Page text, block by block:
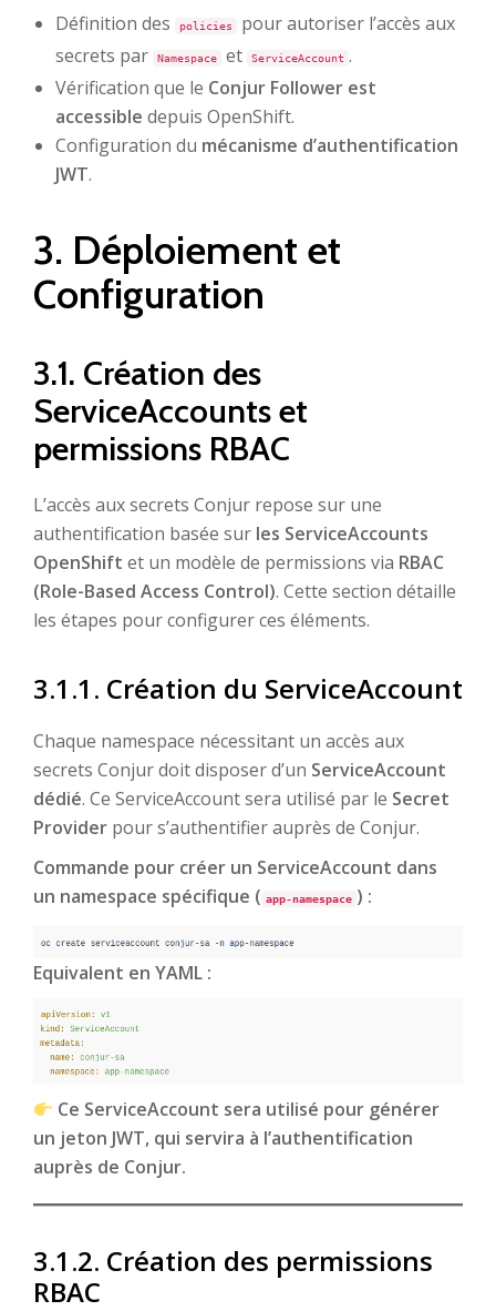
Définition des policies
pour autoriser l’accès aux
secrets par
Namespace et ServiceAccount .
Vérification que le Conjur Follower est
accessible depuis OpenShift.
Configuration du mécanisme d’authentification
JWT.
3. Déploiement et
Configuration
3.1. Création des
ServiceAccounts et
permissions RBAC
L’accès aux secrets Conjur repose sur une
authentification basée sur les ServiceAccounts
OpenShift et un modèle de permissions via RBAC
(Role-Based Access Control). Cette section détaille
les étapes pour configurer ces éléments.
3.1.1. Création du ServiceAccount
Chaque namespace nécessitant un accès aux
secrets Conjur doit disposer d’un ServiceAccount
dédié. Ce ServiceAccount sera utilisé par le Secret
Provider pour s’authentifier auprès de Conjur.
Commande pour créer un ServiceAccount dans
un namespace spécifique ( app-namespace ) :
Equivalent en YAML :
Ce ServiceAccount sera utilisé pour générer
un jeton JWT, qui servira à l’authentification
auprès de Conjur.
3.1.2. Création des permissions
RBAC